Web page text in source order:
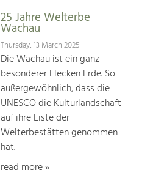
25 Jahre Welterbe
Wachau
Thursday, 13 March 2025
Die Wachau ist ein ganz
besonderer Flecken Erde. So
außergewöhnlich, dass die
UNESCO die Kulturlandschaft
auf ihre Liste der
Welterbestätten genommen
hat.
read more »